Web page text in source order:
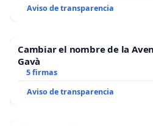
Aviso de transparencia
Cambiar el nombre de la
Gavà
5 firmas
Aviso de transparencia